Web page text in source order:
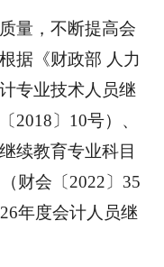
量，不断提高会
据《财政部 人力
专业技术人员继
2018〕10号）、
续教育专业科目
财会〔2022〕35
年度会计人员继